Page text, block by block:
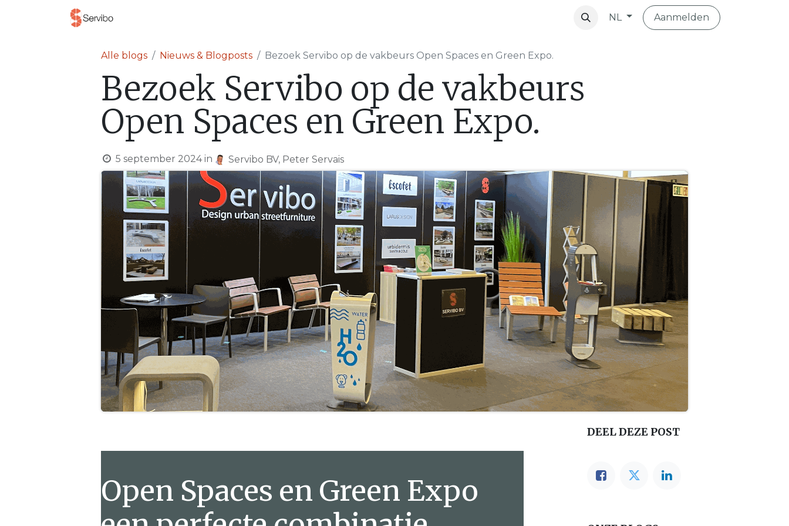
NL Aanmelden
Alle blogs Nieuws & Blogposts Bezoek Servibo op de vakbeurs Open Spaces en Green Expo.
Bezoek Servibo op de vakbeurs
Open Spaces en Green Expo.
5 september 2024 in Servibo BV, Peter Servais
Open Spaces en Green Expo
DEEL DEZE POST